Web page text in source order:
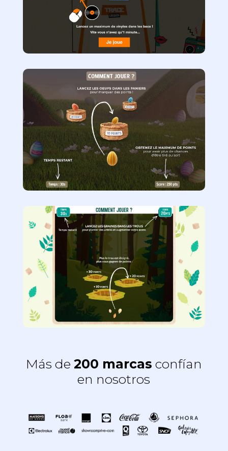
Más de 200 marcas confían
en nosotros